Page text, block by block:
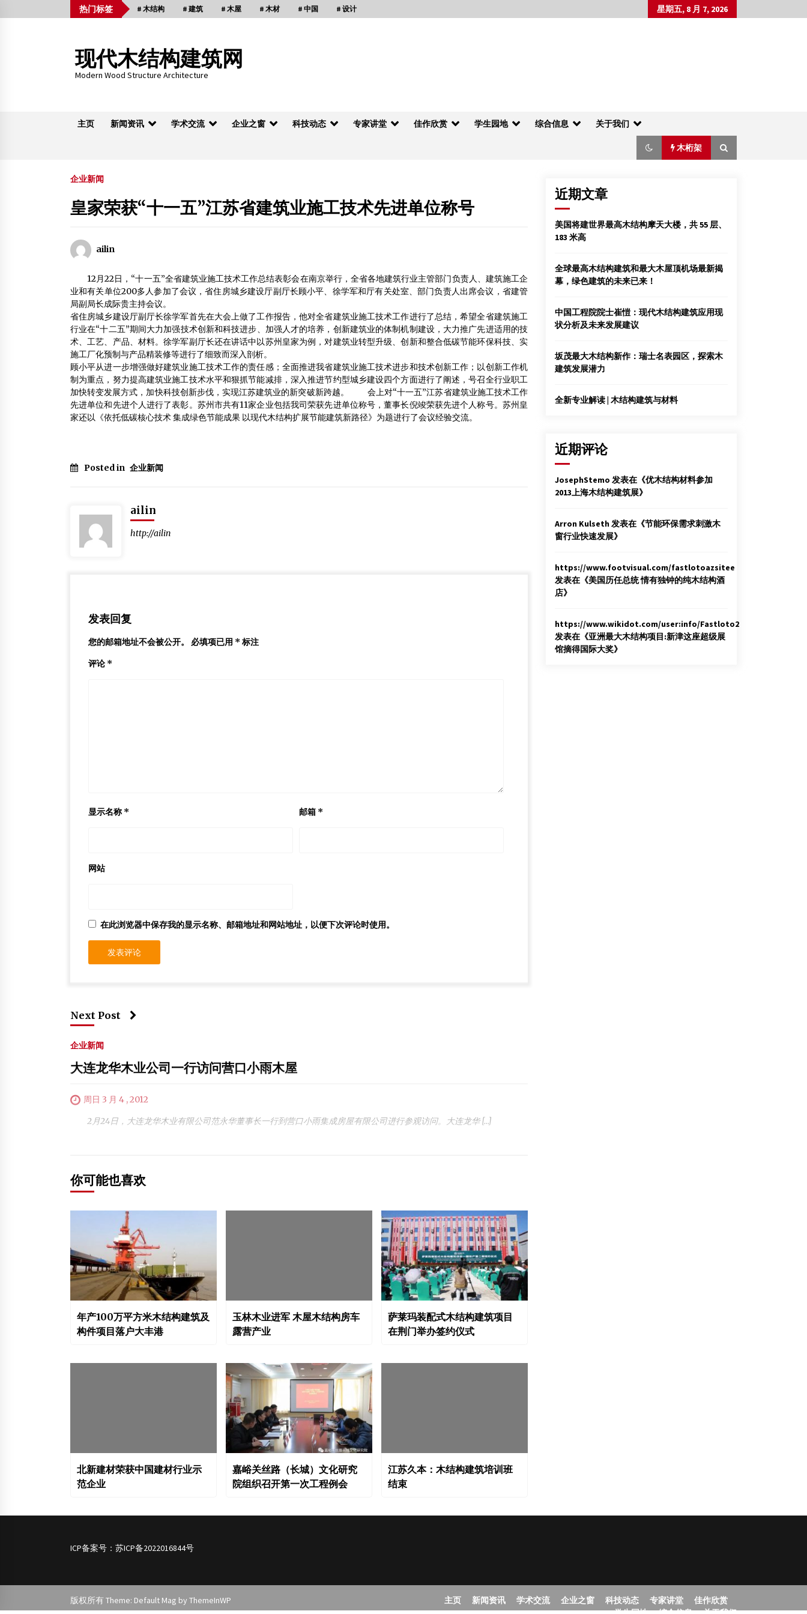
to
热门标签 # 木结构 # 建筑 # 木屋 # 木材 # 中国 # 设计 星期五, 8 月 7, 2026
现代木结构建筑网
Modern Wood Structure Architecture
主页 新闻资讯 学术交流 企业之窗 科技动态 专家讲堂 佳作欣赏 学生园地 综合信息 关于我们
木桁架
木桁架
竹皮 刨切竹片 竹饰面板_代理商机_广州市楠
林业科技工作动态2014年第3期（总第25
2012年5月27日
2016年12月5日
2015年1月13日
重庆明年将试点建筑产业化
2012年6月30日
香山工坊通过环境等三项管理体系认证
2013年9月7日
筑高峰论坛在武汉召开
2017年7月1日
中国十佳木结构优秀工程评选揭晓
2014年12月17日
南京沃特贝斯供应北京东方金铭水性木器漆
2015年8月11日 2013年12月10日
芦山震后重建：传统建筑木架房焕发新活力
2014年3月3日
企业新闻
皇家荣获“十一五”江苏省建筑业施工技术先进单位称号
ailin
12月22日，“十一五”全省建筑业施工技术工作总结表彰会在南京举行，全省各地建筑行业主管部门负责人、建筑施工企
业和有关单位200多人参加了会议，省住房城乡建设厅副厅长顾小平、徐学军和厅有关处室、部门负责人出席会议，省建管
局副局长成际贵主持会议。
省住房城乡建设厅副厅长徐学军首先在大会上做了工作报告，他对全省建筑业施工技术工作进行了总结，希望全省建筑施工
行业在“十二五”期间大力加强技术创新和科技进步、加强人才的培养，创新建筑业的体制机制建设，大力推广先进适用的技
术、工艺、产品、材料。徐学军副厅长还在讲话中以苏州皇家为例，对建筑业转型升级、创新和整合低碳节能环保科技、实
施工厂化预制与产品精装修等进行了细致而深入剖析。
顾小平从进一步增强做好建筑业施工技术工作的责任感；全面推进我省建筑业施工技术进步和技术创新工作；以创新工作机
制为重点，努力提高建筑业施工技术水平和狠抓节能减排，深入推进节约型城乡建设四个方面进行了阐述，号召全行业职工
加快转变发展方式，加快科技创新步伐，实现江苏建筑业的新突破新跨越。 会上对“十一五”江苏省建筑业施工技术工作
先进单位和先进个人进行了表彰。苏州市共有11家企业包括我司荣获先进单位称号，董事长倪竣荣获先进个人称号。苏州皇
家还以《依托低碳核心技术 集成绿色节能成果 以现代木结构扩展节能建筑新路径》为题进行了会议经验交流。
Posted in 企业新闻
ailin
http://ailin
发表回复
您的邮箱地址不会被公开。 必填项已用 * 标注
评论 *
显示名称 * 邮箱 *
网站
在此浏览器中保存我的显示名称、邮箱地址和网站地址，以便下次评论时使用。
Next Post
企业新闻
大连龙华木业公司一行访问营口小雨木屋
周日 3 月 4 , 2012
2月24日，大连龙华木业有限公司范永华董事长一行到营口小雨集成房屋有限公司进行参观访问。大连龙华 […]
你可能也喜欢
年产100万平方米木结构建筑及
构件项目落户大丰港
玉林木业进军 木屋木结构房车
露营产业
萨莱玛装配式木结构建筑项目
在荆门举办签约仪式
北新建材荣获中国建材行业示
范企业
嘉峪关丝路（长城）文化研究
院组织召开第一次工程例会
江苏久本：木结构建筑培训班
结束
近期文章
美国将建世界最高木结构摩天大楼，共 55 层、
183 米高
全球最高木结构建筑和最大木屋顶机场最新揭
幕，绿色建筑的未来已来！
中国工程院院士崔愷：现代木结构建筑应用现
状分析及未来发展建议
坂茂最大木结构新作：瑞士名表园区，探索木
建筑发展潜力
全新专业解读 | 木结构建筑与材料
近期评论
JosephStemo 发表在《优木结构材料参加
2013上海木结构建筑展》
Arron Kulseth发表在《节能环保需求刺激木
窗行业快速发展》
https://www.footvisual.com/fastlotoazsitee
发表在《美国历任总统 情有独钟的纯木结构酒
店》
https://www.wikidot.com/user:info/Fastloto2
发表在《亚洲最大木结构项目:新津这座超级展
馆摘得国际大奖》
ICP备案号： 苏ICP备2022016844号
版权所有 Theme: Default Mag by ThemeInWP 主页 新闻资讯 学术交流 企业之窗 科技动态 专家讲堂
佳作欣赏